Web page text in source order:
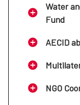
Water
Fund
AECID
NGO